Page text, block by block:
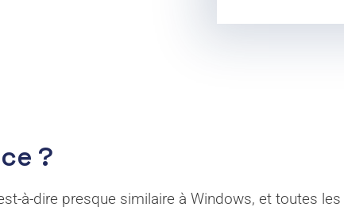
?
à-dire presque similaire à Windows, et toutes